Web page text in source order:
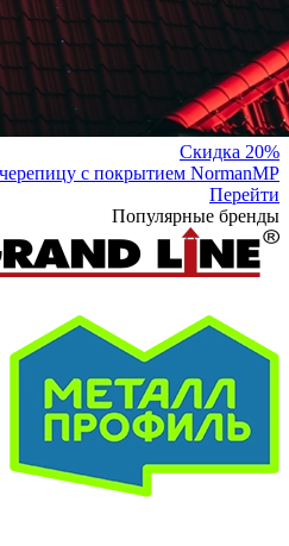
Скидка 20%
с покрытием NormanMP
Перейти
Популярные бренды